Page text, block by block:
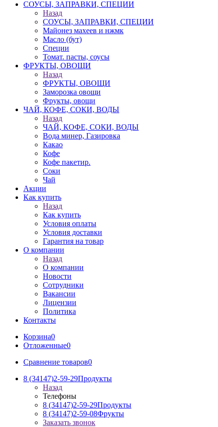
СОУСЫ, ЗАПРАВКИ, СПЕЦИИ
Назад
СОУСЫ, ЗАПРАВКИ, СПЕЦИИ
Майонез махеев и нжмк
Масло (бут)
Специи
Томат. пасты, соусы
ФРУКТЫ, ОВОЩИ
Назад
ФРУКТЫ, ОВОЩИ
Заморозка овощи
Фрукты, овощи
ЧАЙ, КОФЕ, СОКИ, ВОДЫ
Назад
ЧАЙ, КОФЕ, СОКИ, ВОДЫ
Вода минер, Газировка
Какао
Кофе
Кофе пакетир.
Соки
Чай
Акции
Как купить
Назад
Как купить
Условия оплаты
Условия доставки
Гарантия на товар
О компании
Назад
О компании
Новости
Сотрудники
Вакансии
Лицензии
Политика
Контакты
Корзина0
Отложенные0
Сравнение товаров0
8 (34147)2-59-29Продукты
Назад
Телефоны
8 (34147)2-59-29Продукты
8 (34147)2-59-08Фрукты
Заказать звонок